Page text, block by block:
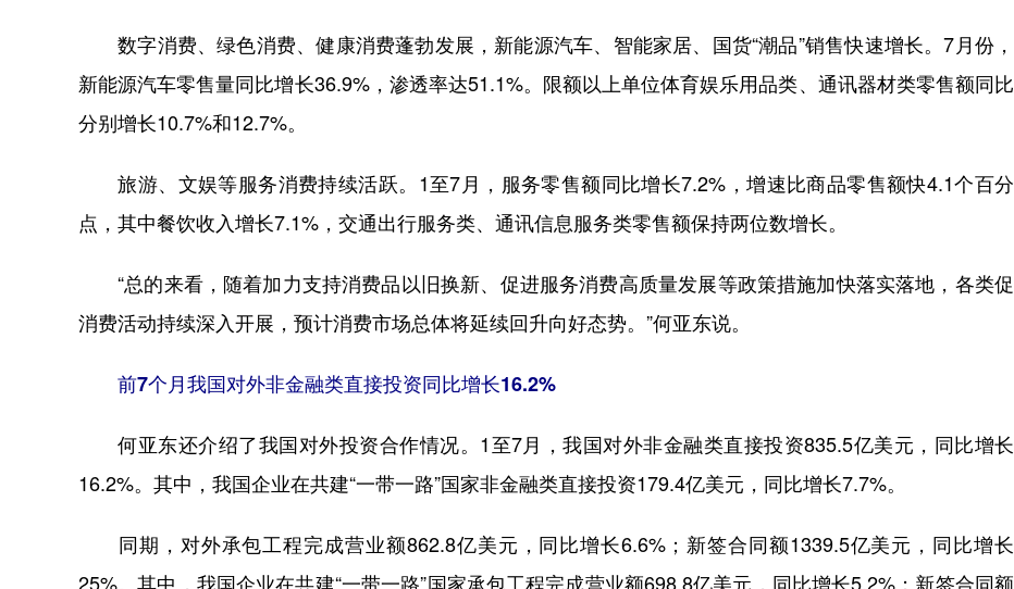
数字消费、绿色消费、健康消费蓬勃发展，新能源汽车、智能家居、国货“潮品”销售快速增长。7月份，
新能源汽车零售量同比增长36.9%，渗透率达51.1%。限额以上单位体育娱乐用品类、通讯器材类零售额同比
分别增长10.7%和12.7%。
旅游、文娱等服务消费持续活跃。1至7月，服务零售额同比增长7.2%，增速比商品零售额快4.1个百分
点，其中餐饮收入增长7.1%，交通出行服务类、通讯信息服务类零售额保持两位数增长。
“总的来看，随着加力支持消费品以旧换新、促进服务消费高质量发展等政策措施加快落实落地，各类促
消费活动持续深入开展，预计消费市场总体将延续回升向好态势。”何亚东说。
前7个月我国对外非金融类直接投资同比增长16.2%
何亚东还介绍了我国对外投资合作情况。1至7月，我国对外非金融类直接投资835.5亿美元，同比增长
16.2%。其中，我国企业在共建“一带一路”国家非金融类直接投资179.4亿美元，同比增长7.7%。
同期，对外承包工程完成营业额862.8亿美元，同比增长6.6%；新签合同额1339.5亿美元，同比增长
25%。其中，我国企业在共建“一带一路”国家承包工程完成营业额698.8亿美元，同比增长5.2%；新签合同额